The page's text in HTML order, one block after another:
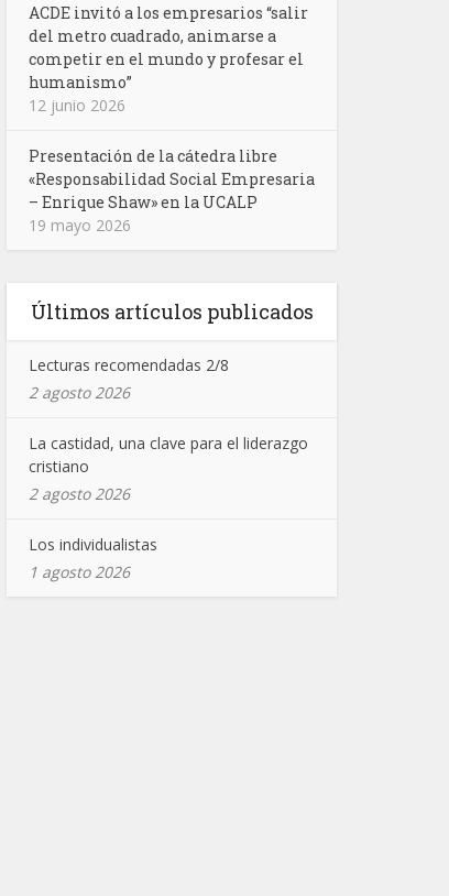
ACDE invitó a los empresarios “salir
del metro cuadrado, animarse a
competir en el mundo y profesar el
humanismo”
12 junio 2026
Presentación de la cátedra libre
«Responsabilidad Social Empresaria
– Enrique Shaw» en la UCALP
19 mayo 2026
Últimos artículos publicados
Lecturas recomendadas 2/8
2 agosto 2026
La castidad, una clave para el liderazgo
cristiano
2 agosto 2026
Los individualistas
1 agosto 2026